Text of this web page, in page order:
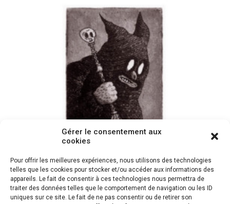
Gérer le consentement aux
cookies
Pour offrir les meilleures expériences, nous utilisons des technologies
telles que les cookies pour stocker et/ou accéder aux informations des
appareils. Le fait de consentir à ces technologies nous permettra de
traiter des données telles que le comportement de navigation ou les ID
uniques sur ce site. Le fait de ne pas consentir ou de retirer son
Miniature#12
dimensions papier 15X20cm